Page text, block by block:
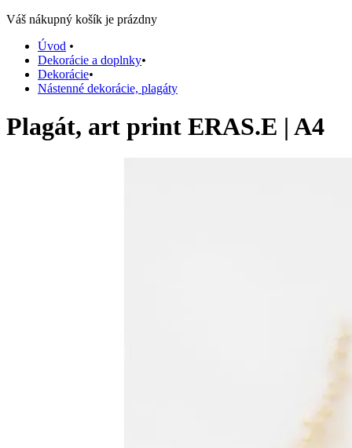
Váš nákupný košík je prázdny
Úvod •
Dekorácie a doplnky•
Dekorácie•
Nástenné dekorácie, plagáty
Plagát, art print ERAS.E | A4